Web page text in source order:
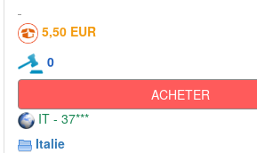
5,50 EUR
0
ACHETER
IT - 37***
Italie